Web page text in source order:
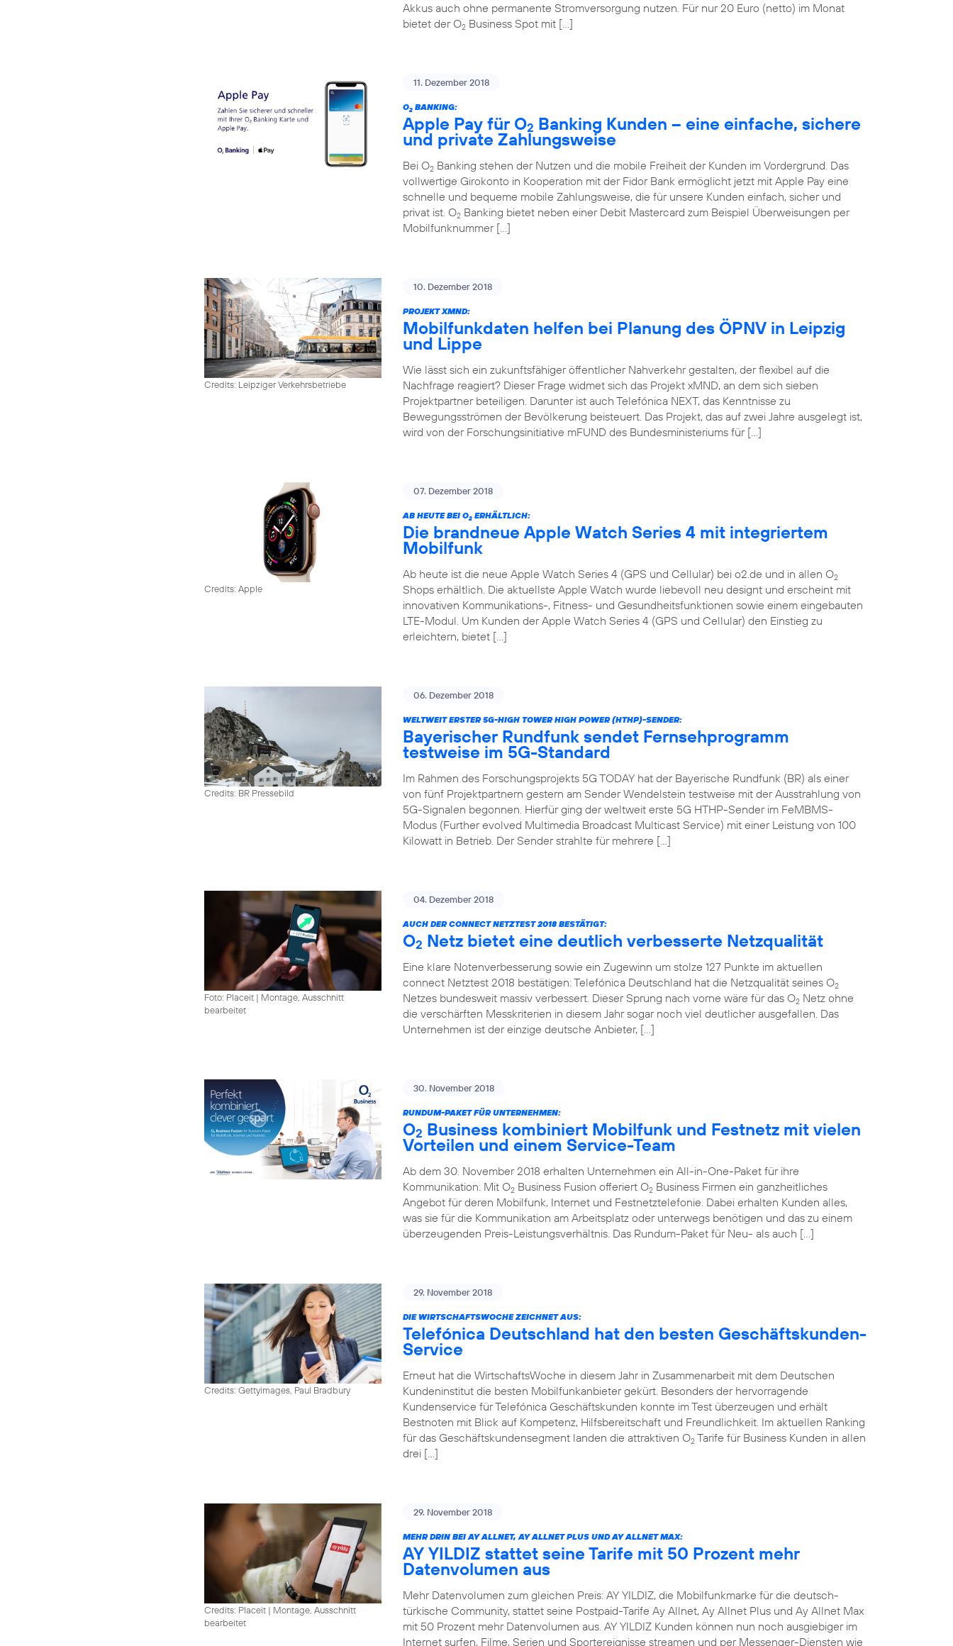
Akkus auch ohne permanente Stromversorgung nutzen. Für nur 20 Euro (netto) im Monat
bietet der O2 Business Spot mit […]
11. Dezember 2018
O2 BANKING:
Apple Pay für O2 Banking Kunden – eine einfache, sichere
und private Zahlungsweise
Bei O2 Banking stehen der Nutzen und die mobile Freiheit der Kunden im Vordergrund. Das
vollwertige Girokonto in Kooperation mit der Fidor Bank ermöglicht jetzt mit Apple Pay eine
schnelle und bequeme mobile Zahlungsweise, die für unsere Kunden einfach, sicher und
privat ist. O2 Banking bietet neben einer Debit Mastercard zum Beispiel Überweisungen per
Mobilfunknummer […]
Credits: Leipziger Verkehrsbetriebe
10. Dezember 2018
PROJEKT XMND:
Mobilfunkdaten helfen bei Planung des ÖPNV in Leipzig
und Lippe
Wie lässt sich ein zukunftsfähiger öffentlicher Nahverkehr gestalten, der flexibel auf die
Nachfrage reagiert? Dieser Frage widmet sich das Projekt xMND, an dem sich sieben
Projektpartner beteiligen. Darunter ist auch Telefónica NEXT, das Kenntnisse zu
Bewegungsströmen der Bevölkerung beisteuert. Das Projekt, das auf zwei Jahre ausgelegt ist,
wird von der Forschungsinitiative mFUND des Bundesministeriums für […]
Credits: Apple
07. Dezember 2018
AB HEUTE BEI O2 ERHÄLTLICH:
Die brandneue Apple Watch Series 4 mit integriertem
Mobilfunk
Ab heute ist die neue Apple Watch Series 4 (GPS und Cellular) bei o2.de und in allen O2
Shops erhältlich. Die aktuellste Apple Watch wurde liebevoll neu designt und erscheint mit
innovativen Kommunikations-, Fitness- und Gesundheitsfunktionen sowie einem eingebauten
LTE-Modul. Um Kunden der Apple Watch Series 4 (GPS und Cellular) den Einstieg zu
erleichtern, bietet […]
Credits: BR Pressebild
06. Dezember 2018
WELTWEIT ERSTER 5G-HIGH TOWER HIGH POWER (HTHP)-SENDER:
Bayerischer Rundfunk sendet Fernsehprogramm
testweise im 5G-Standard
Im Rahmen des Forschungsprojekts 5G TODAY hat der Bayerische Rundfunk (BR) als einer
von fünf Projektpartnern gestern am Sender Wendelstein testweise mit der Ausstrahlung von
5G-Signalen begonnen. Hierfür ging der weltweit erste 5G HTHP-Sender im FeMBMS-
Modus (Further evolved Multimedia Broadcast Multicast Service) mit einer Leistung von 100
Kilowatt in Betrieb. Der Sender strahlte für mehrere […]
Foto: Placeit | Montage, Ausschnitt
bearbeitet
04. Dezember 2018
AUCH DER CONNECT NETZTEST 2018 BESTÄTIGT:
O2 Netz bietet eine deutlich verbesserte Netzqualität
Eine klare Notenverbesserung sowie ein Zugewinn um stolze 127 Punkte im aktuellen
connect Netztest 2018 bestätigen: Telefónica Deutschland hat die Netzqualität seines O2
Netzes bundesweit massiv verbessert. Dieser Sprung nach vorne wäre für das O2 Netz ohne
die verschärften Messkriterien in diesem Jahr sogar noch viel deutlicher ausgefallen. Das
Unternehmen ist der einzige deutsche Anbieter, […]
30. November 2018
RUNDUM-PAKET FÜR UNTERNEHMEN:
O2 Business kombiniert Mobilfunk und Festnetz mit vielen
Vorteilen und einem Service-Team
Ab dem 30. November 2018 erhalten Unternehmen ein All-in-One-Paket für ihre
Kommunikation: Mit O2 Business Fusion offeriert O2 Business Firmen ein ganzheitliches
Angebot für deren Mobilfunk, Internet und Festnetztelefonie. Dabei erhalten Kunden alles,
was sie für die Kommunikation am Arbeitsplatz oder unterwegs benötigen und das zu einem
überzeugenden Preis-Leistungsverhältnis. Das Rundum-Paket für Neu- als auch […]
Credits: Gettyimages, Paul Bradbury
29. November 2018
DIE WIRTSCHAFTSWOCHE ZEICHNET AUS:
Telefónica Deutschland hat den besten Geschäftskunden-
Service
Erneut hat die WirtschaftsWoche in diesem Jahr in Zusammenarbeit mit dem Deutschen
Kundeninstitut die besten Mobilfunkanbieter gekürt. Besonders der hervorragende
Kundenservice für Telefónica Geschäftskunden konnte im Test überzeugen und erhält
Bestnoten mit Blick auf Kompetenz, Hilfsbereitschaft und Freundlichkeit. Im aktuellen Ranking
für das Geschäftskundensegment landen die attraktiven O2 Tarife für Business Kunden in allen
drei […]
Credits: Placeit | Montage, Ausschnitt
bearbeitet
29. November 2018
MEHR DRIN BEI AY ALLNET, AY ALLNET PLUS UND AY ALLNET MAX:
AY YILDIZ stattet seine Tarife mit 50 Prozent mehr
Datenvolumen aus
Mehr Datenvolumen zum gleichen Preis: AY YILDIZ, die Mobilfunkmarke für die deutsch-
türkische Community, stattet seine Postpaid-Tarife Ay Allnet, Ay Allnet Plus und Ay Allnet Max
mit 50 Prozent mehr Datenvolumen aus. AY YILDIZ Kunden können nun noch ausgiebiger im
Internet surfen, Filme, Serien und Sportereignisse streamen und per Messenger-Diensten wie